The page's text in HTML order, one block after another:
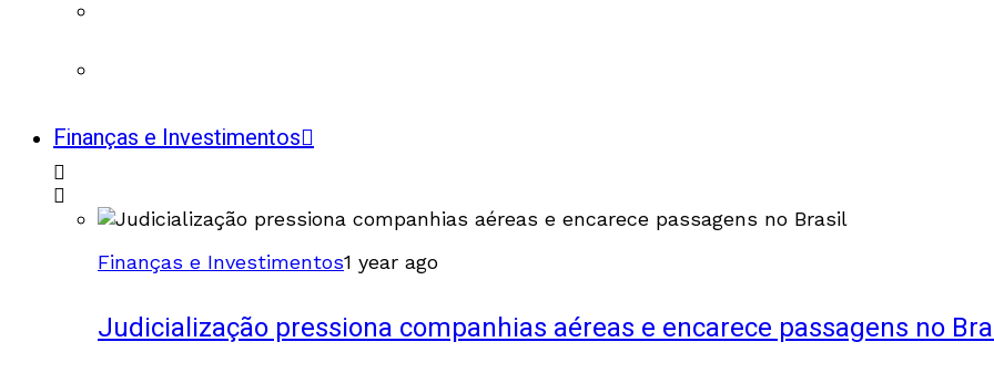
Finanças e Investimentos
Finanças e Investimentos1 year ago
Judicialização pressiona companhias aéreas e encarece passagens no